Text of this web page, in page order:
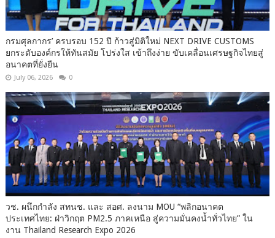
กรมศุลกากร’ ครบรอบ 152 ปี ก้าวสู่มิติใหม่ NEXT DRIVE CUSTOMS
ยกระดับองค์กรให้ทันสมัย โปร่งใส เข้าถึงง่าย ขับเคลื่อนเศรษฐกิจไทยสู่
อนาคตที่ยั่งยืน
July 06, 2026 0
วช. ผนึกกำลัง สทนช. และ สอศ. ลงนาม MOU “พลิกอนาคต
ประเทศไทย: ฝ่าวิกฤต PM2.5 ภาคเหนือ สู่ความมั่นคงน้ำทั่วไทย” ใน
งาน Thailand Research Expo 2026